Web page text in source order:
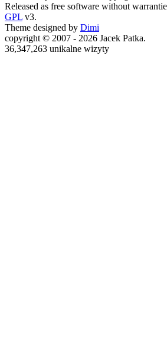
Released as free software without
GPL v3.
Theme designed by Dimi
copyright © 2007 - 2026 Jacek Patka.
36,347,263 unikalne wizyty